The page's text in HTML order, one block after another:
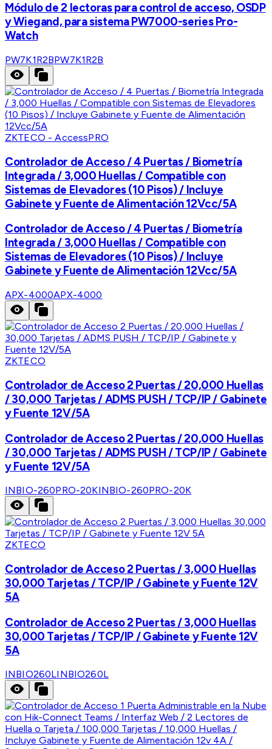
Módulo de 2 lectoras para control de acceso, OSDP
y Wiegand, para sistema PW7000-series Pro-
Watch
PW7K1R2BPW7K1R2B
ZKTECO - AccessPRO
Controlador de Acceso / 4 Puertas / Biometría
Integrada / 3,000 Huellas / Compatible con
Sistemas de Elevadores (10 Pisos) / Incluye
Gabinete y Fuente de Alimentación 12Vcc/5A
Controlador de Acceso / 4 Puertas / Biometría
Integrada / 3,000 Huellas / Compatible con
Sistemas de Elevadores (10 Pisos) / Incluye
Gabinete y Fuente de Alimentación 12Vcc/5A
APX-4000APX-4000
ZKTECO
Controlador de Acceso 2 Puertas / 20,000 Huellas
/ 30,000 Tarjetas / ADMS PUSH / TCP/IP / Gabinete
y Fuente 12V/5A
Controlador de Acceso 2 Puertas / 20,000 Huellas
/ 30,000 Tarjetas / ADMS PUSH / TCP/IP / Gabinete
y Fuente 12V/5A
INBIO-260PRO-20KINBIO-260PRO-20K
ZKTECO
Controlador de Acceso 2 Puertas / 3,000 Huellas
30,000 Tarjetas / TCP/IP / Gabinete y Fuente 12V
5A
Controlador de Acceso 2 Puertas / 3,000 Huellas
30,000 Tarjetas / TCP/IP / Gabinete y Fuente 12V
5A
INBIO260LINBIO260L